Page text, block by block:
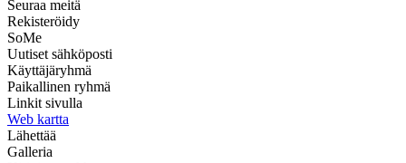
Seuraa meitä
Rekisteröidy
SoMe
Uutiset sähköposti
Käyttäjäryhmä
Paikallinen ryhmä
Linkit sivulla
Web kartta
Lähettää
Galleria